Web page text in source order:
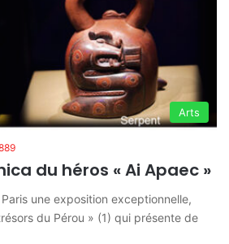
Arts
du héros « Ai Apaec »
une exposition exceptionnelle,
du Pérou » (1) qui présente de